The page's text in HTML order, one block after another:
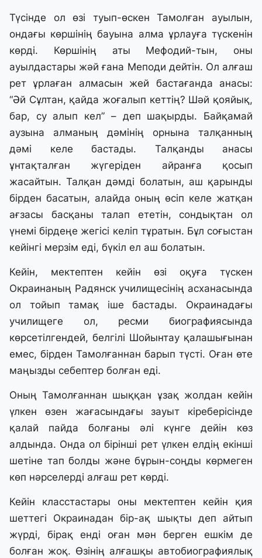
Түсінде ол өзі туып-өскен Тамолған ауылын,
ондағы көршінің бауына алма ұрлауға түскенін
көрді. Көршінің аты Мефодий-тын, оны
ауылдастары жәй ғана Меподи дейтін. Ол алғаш
рет ұрлаған алмасын жей бастағанда анасы:
“Әй Сұлтан, қайда жоғалып кеттің? Шәй қояйық,
бар, су алып кел” – деп шақырды. Байқамай
аузына алманың дәмінің орнына талқанның
дәмі келе бастады. Талқанды анасы
ұнтақталған жүгеріден айранға қосып
жасайтын. Талқан дәмді болатын, аш қарынды
бірден басатын, алайда оның өсіп келе жатқан
ағзасы басқаны талап ететін, сондықтан ол
үнемі бірдеңе жегісі келіп тұратын. Бұл соғыстан
кейінгі мерзім еді, бүкіл ел аш болатын.
Кейін, мектептен кейін өзі оқуға түскен
Окраинаның Радянск училищесінің асханасында
ол тойып тамақ іше бастады. Окраинадағы
училищеге ол, ресми биографиясында
көрсетілгендей, белгілі Шойынтау қалашығынан
емес, бірден Тамолғаннан барып түсті. Оған өте
маңызды себептер болған еді.
Оның Тамолғаннан шыққан ұзақ жолдан кейін
үлкен өзен жағасындағы зауыт кіреберісінде
қалай пайда болғаны әлі күнге дейін көз
алдында. Онда ол бірінші рет үлкен елдің екінші
шетіне тап болды және бұрын-соңды көрмеген
көп нәрселерді алғаш рет көрді.
Кейін класстастары оны мектептен кейін қия
шеттегі Окраинадан бір-ақ шықты деп айтып
жүрді, бірақ енді оған мән берген ешкім де
болған жоқ. Өзінің алғашқы автобиографиялық